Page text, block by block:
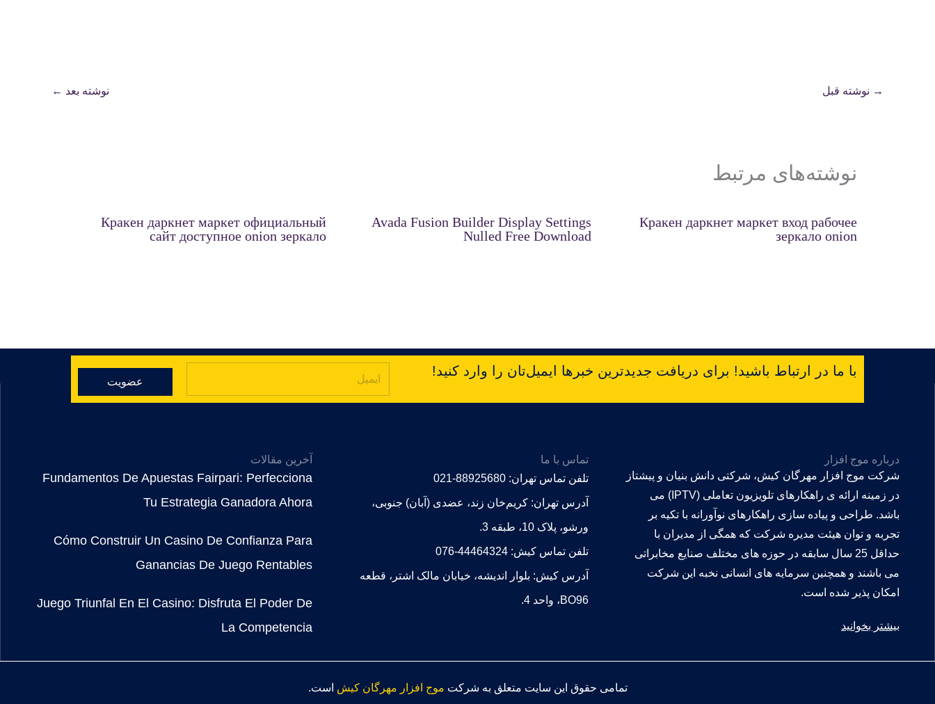
→ نوشته قبل نوشته بعد ←
نوشته‌های مرتبط
Кракен даркнет маркет вход рабочее
зеркало onion
Avada Fusion Builder Display Settings
Nulled Free Download
Кракен даркнет маркет официальный
сайт доступное onion зеркало
با ما در ارتباط باشید! برای دریافت جدیدترین خبرها ایمیل‌تان را وارد کنید!
عضویت
درباره موج افزار
شرکت موج افزار مهرگان کیش، شرکتی دانش بنیان و پیشتاز
در زمینه ارائه ی راهکارهای تلویزیون تعاملی (IPTV) می
باشد. طراحی و پیاده سازی راهکارهای نوآورانه با تکیه بر
تجربه و توان هیئت مدیره شرکت که همگی از مدیران با
حداقل 25 سال سابقه در حوزه های مختلف صنایع مخابراتی
می باشند و همچنین سرمایه های انسانی نخبه این شرکت
امکان پذیر شده است.
بیشتر بخوانید
تماس با ما
تلفن تماس تهران: 88925680-021
آدرس تهران: کریم‌خان زند، عضدی (آبان) جنوبی،
ورشو، پلاک 10، طبقه 3.
تلفن تماس کیش: 44464324-076
آدرس کیش: بلوار اندیشه، خیابان مالک اشتر، قطعه
BO96، واحد 4.
آخرین مقالات
Fundamentos De Apuestas Fairpari: Perfecciona
Tu Estrategia Ganadora Ahora
Cómo Construir Un Casino De Confianza Para
Ganancias De Juego Rentables
Juego Triunfal En El Casino: Disfruta El Poder De
La Competencia
تمامی حقوق این سایت متعلق به شرکت موج افزار مهرگان کیش است.